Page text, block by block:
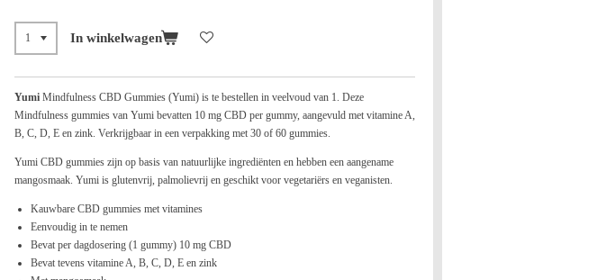
In winkelwagen
Yumi Mindfulness CBD Gummies (Yumi) is te bestellen in veelvoud van 1. Deze
Mindfulness gummies van Yumi bevatten 10 mg CBD per gummy, aangevuld met vitamine A,
B, C, D, E en zink. Verkrijgbaar in een verpakking met 30 of 60 gummies.
Yumi CBD gummies zijn op basis van natuurlijke ingrediënten en hebben een aangename
mangosmaak. Yumi is glutenvrij, palmolievrij en geschikt voor vegetariërs en veganisten.
Kauwbare CBD gummies met vitamines
Eenvoudig in te nemen
Bevat per dagdosering (1 gummy) 10 mg CBD
Bevat tevens vitamine A, B, C, D, E en zink